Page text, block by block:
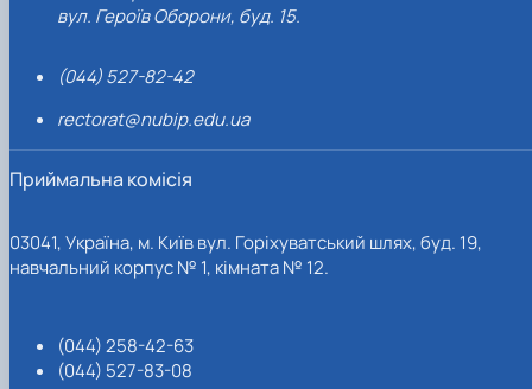
вул. Героїв Оборони, буд. 15.
(044) 527-82-42
rectorat@nubip.edu.ua
Приймальна комісія
03041, Україна, м. Київ вул. Горіхуватський шлях, буд. 19,
навчальний корпус № 1, кімната № 12.
(044) 258-42-63
(044) 527-83-08